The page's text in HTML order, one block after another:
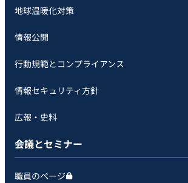
地球温暖化対策
情報公開
行動規範とコンプライアンス
情報セキュリティ方針
広報・史料
会議とセミナー
職員のページ